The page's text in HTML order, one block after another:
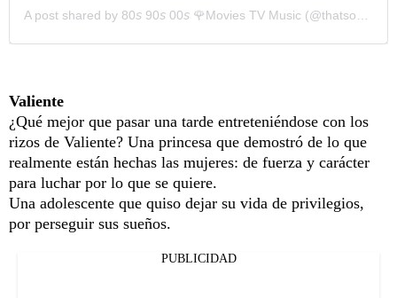
A post shared by 80𝘴 90𝘴 00𝘴 🌹Movies TV Music (@thatsongfrom)
Valiente
¿Qué mejor que pasar una tarde entreteniéndose con los
rizos de Valiente? Una princesa que demostró de lo que
realmente están hechas las mujeres: de fuerza y carácter
para luchar por lo que se quiere.
Una adolescente que quiso dejar su vida de privilegios,
por perseguir sus sueños.
PUBLICIDAD